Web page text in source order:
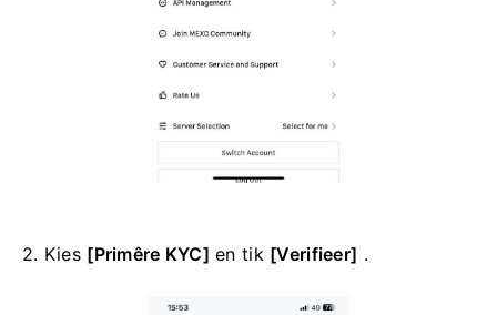
2. Kies [Primêre KYC] en tik [Verifieer] .